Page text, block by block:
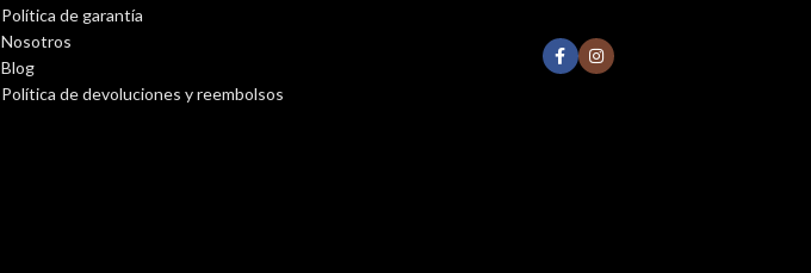
Política de garantía
Nosotros
Blog
Política de devoluciones y reembolsos